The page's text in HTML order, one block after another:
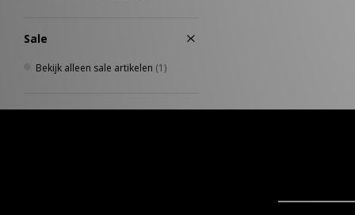
Sale
Bekijk alleen sale artikelen (1)